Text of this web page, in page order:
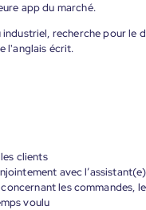
app du marché.
recherche pour le
l'anglais écrit.
clients
avec
les commandes,
voulu